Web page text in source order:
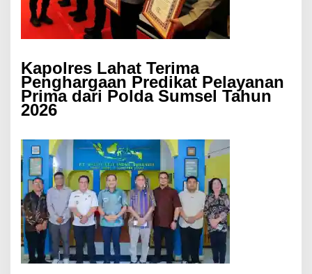
Kapolres Lahat Terima
Penghargaan Predikat Pelayanan
Prima dari Polda Sumsel Tahun
2026